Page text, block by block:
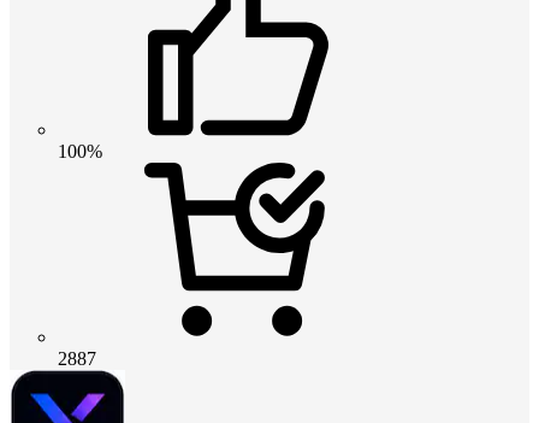
100%
2887